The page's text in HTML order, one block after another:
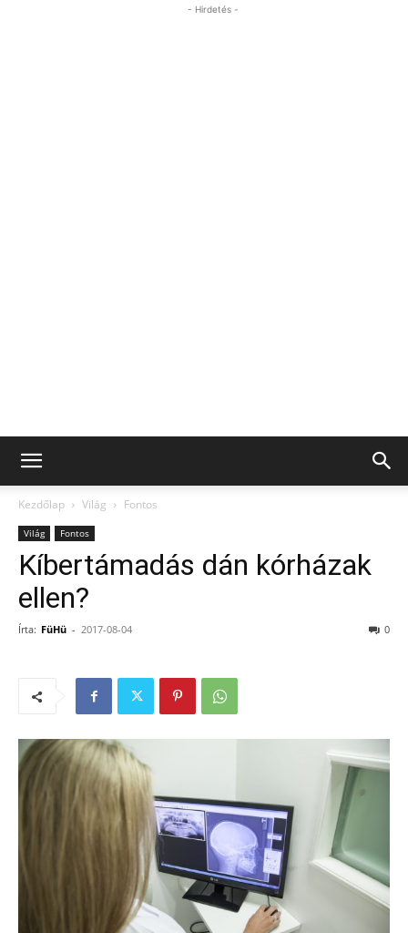
- Hirdetés -
Kezdőlap Világ Fontos
Világ Fontos
Kíbertámadás dán kórházak
ellen?
Írta: FüHü - 2017-08-04 0